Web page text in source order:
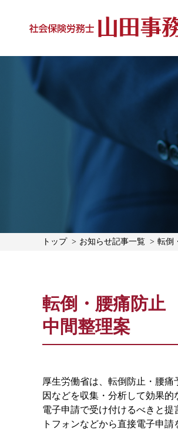
トップ お知らせ記事一覧 転倒
転倒・腰痛防
中間整理案
厚生労働省は、転倒防止・腰
因などを収集・分析して効果
電子申請で受け付けるべきと
トフォンなどから直接電子申